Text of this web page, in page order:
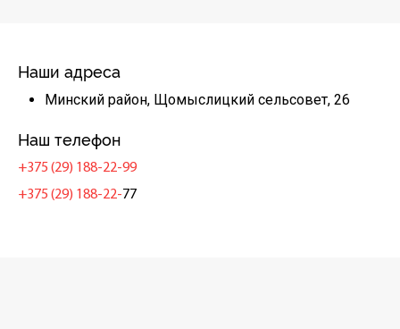
Наши адреса
Минский район, Щомыслицкий сельсовет, 26
Наш телефон
+375 (29) 188-22-99
+375 (29) 188-22-77